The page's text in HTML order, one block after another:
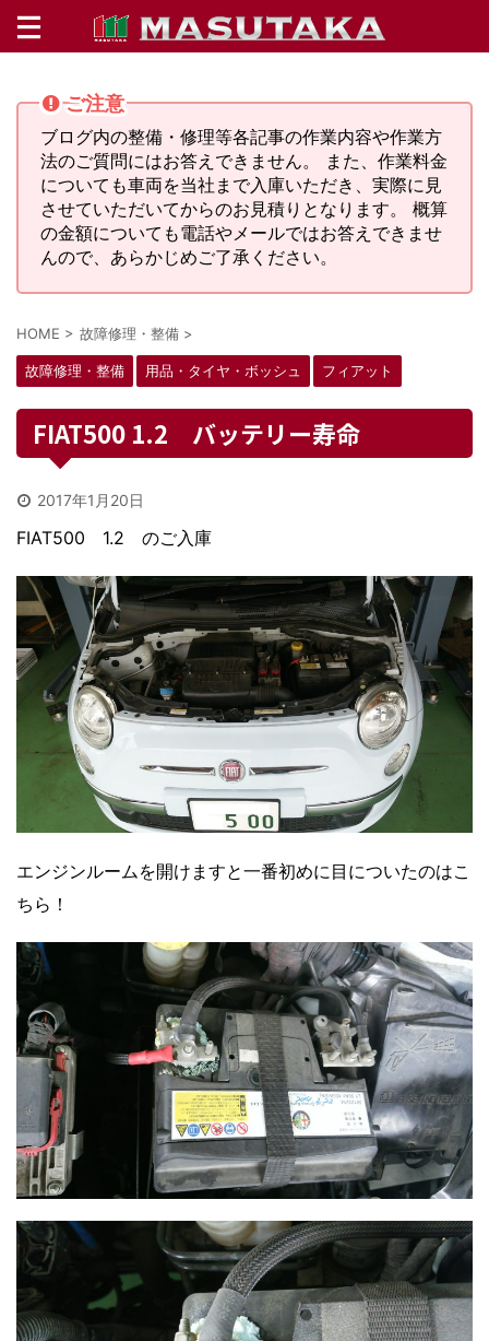
ご注意
ブログ内の整備・修理等各記事の作業内容や作業方
法のご質問にはお答えできません。 また、作業料金
についても車両を当社まで入庫いただき、実際に見
させていただいてからのお見積りとなります。 概算
の金額についても電話やメールではお答えできませ
んので、あらかじめご了承ください。
HOME > 故障修理・整備 >
故障修理・整備 用品・タイヤ・ボッシュ フィアット
FIAT500 1.2 バッテリー寿命
2017年1月20日
FIAT500 1.2 のご入庫
エンジンルームを開けますと一番初めに目についたのはこ
ちら！